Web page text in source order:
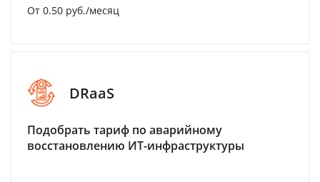
От 0.50 руб./месяц
DRaaS
Подобрать тариф по аварийному
восстановлению ИТ-инфраструктуры